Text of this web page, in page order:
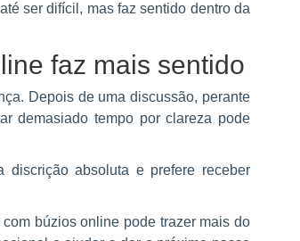
ser difícil, mas faz sentido dentro da
faz mais sentido
Depois de uma discussão, perante
demasiado tempo por clareza pode
discrição absoluta e prefere receber
búzios online pode trazer mais do